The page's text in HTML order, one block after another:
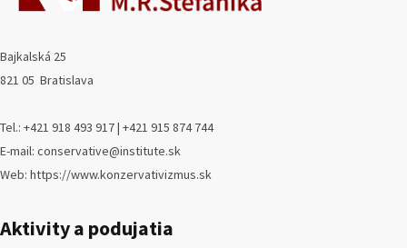
Bajkalská 25
821 05 Bratislava
Tel.: +421 918 493 917 | +421 915 874 744
E-mail: conservative@institute.sk
Web: https://www.konzervativizmus.sk
Aktivity a podujatia